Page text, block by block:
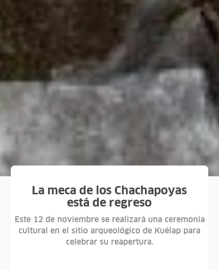
La meca de los Chachapoyas
está de regreso
Este 12 de noviembre se realizará una ceremonia
cultural en el sitio arqueológico de Kuélap para
celebrar su reapertura.